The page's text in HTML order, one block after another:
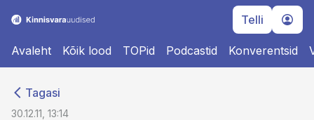
Telli
Avaleht Kõik lood TOPid Podcastid Konverentsid
Tagasi
30.12.11, 13:14